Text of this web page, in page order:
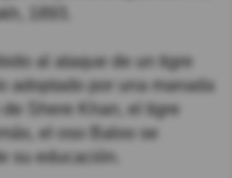
1893.
al ataque de un tigre
adoptado por una manada
Shere Khan, el tigre
el oso Baloo se
su educación.